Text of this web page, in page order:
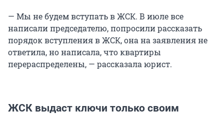
— Мы не будем вступать в ЖСК. В июле все
написали председателю, попросили рассказать
порядок вступления в ЖСК, она на заявления не
ответила, но написала, что квартиры
перераспределены, — рассказала юрист.
ЖСК выдаст ключи только своим